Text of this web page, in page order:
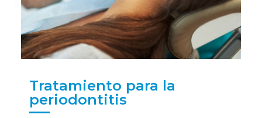
Tratamiento para la
periodontitis